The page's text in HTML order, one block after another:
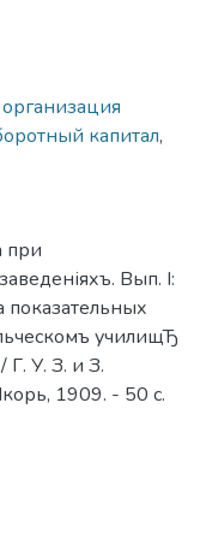
организация
капитал,
при
Вып. I:
училищЂ
Г. У. З. и З.
1909. - 50 с.